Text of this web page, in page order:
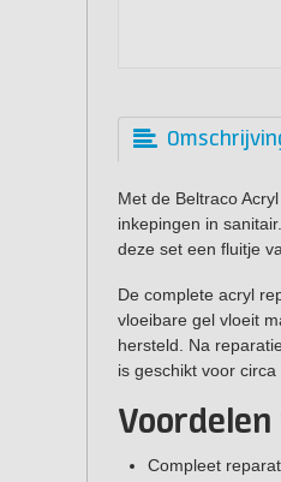
Met de Beltraco
inkepingen in
deze set een fluitje
De complete acryl
vloeibare gel vloeit
hersteld. Na
is geschikt voor
Compleet